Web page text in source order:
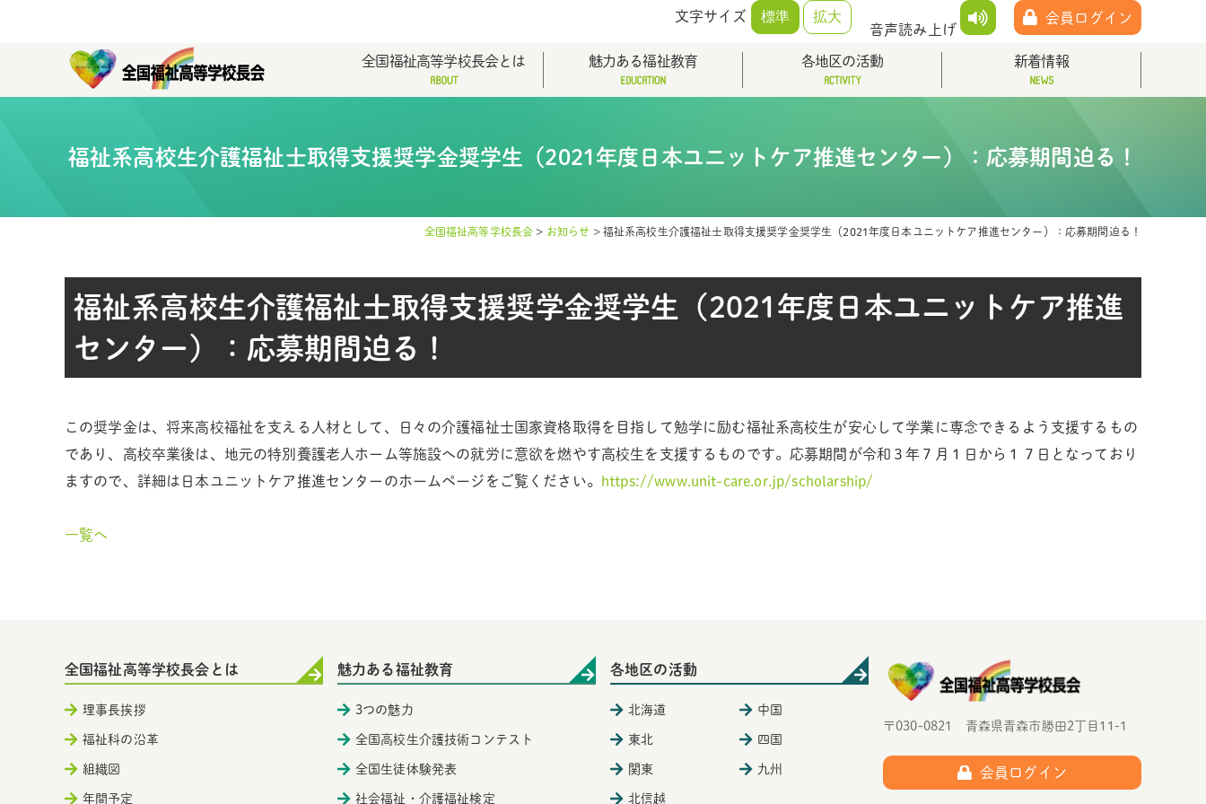
文字サイズ 標準 拡大
音声読み上げ
会員ログイン
全国福祉高等学校長会とは 魅力ある福祉教育 各地区の活動 新着情報
福祉系高校生介護福祉士取得支援奨学金奨学生（2021年度日本ユニットケア推進センター）：応募期間迫る！
全国福祉高等学校長会 > お知らせ > 福祉系高校生介護福祉士取得支援奨学金奨学生（2021年度日本ユニットケア推進センター）：応募期間迫る！
福祉系高校生介護福祉士取得支援奨学金奨学生（2021年度日本ユニットケア推進
センター）：応募期間迫る！
この奨学金は、将来高校福祉を支える人材として、日々の介護福祉士国家資格取得を目指して勉学に励む福祉系高校生が安心して学業に専念できるよう支援するもの
であり、高校卒業後は、地元の特別養護老人ホーム等施設への就労に意欲を燃やす高校生を支援するものです。応募期間が令和３年７月１日から１７日となっており
ますので、詳細は日本ユニットケア推進センターのホームページをご覧ください。 https://www.unit-care.or.jp/scholarship/
一覧へ
全国福祉高等学校長会とは
理事長挨拶
福祉科の沿革
組織図
年間予定
魅力ある福祉教育
3つの魅力
全国高校生介護技術コンテスト
全国生徒体験発表
社会福祉・介護福祉検定
各地区の活動
北海道
東北
関東
北信越
中国
四国
九州
〒030-0821 青森県青森市勝田2丁目11-1
会員ログイン